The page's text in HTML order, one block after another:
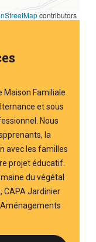
contributors
Familiale
et sous
Nous
la
avec les familles
projet éducatif.
du végétal
CAPA Jardinier
Aménagements